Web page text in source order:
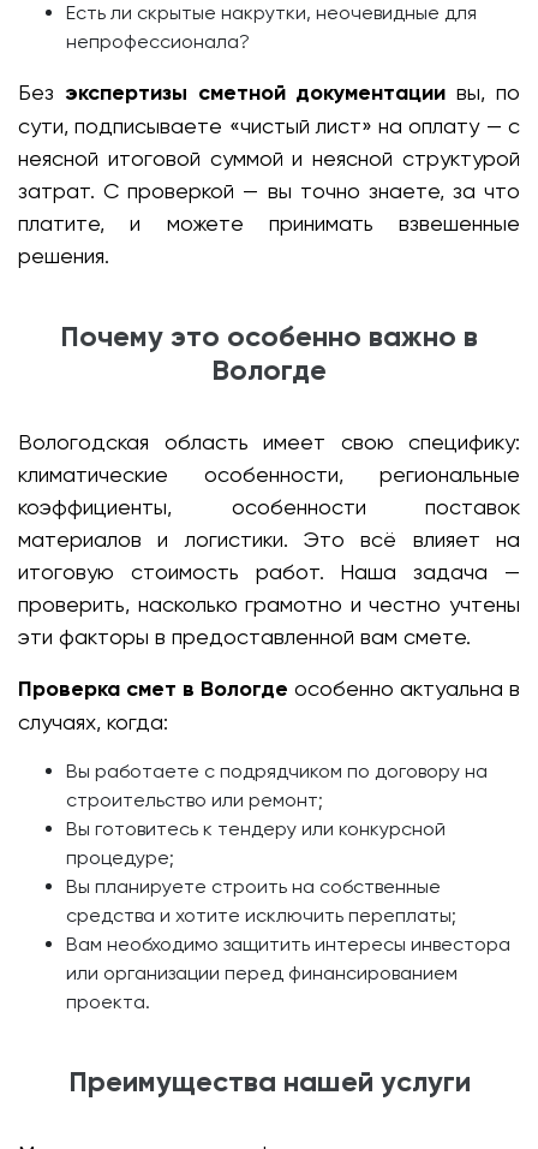
Есть ли скрытые накрутки, неочевидные для
непрофессионала?
Без экспертизы сметной документации вы, по
сути, подписываете «чистый лист» на оплату — с
неясной итоговой суммой и неясной структурой
затрат. С проверкой — вы точно знаете, за что
платите, и можете принимать взвешенные
решения.
Почему это особенно важно в
Вологде
Вологодская область имеет свою специфику:
климатические особенности, региональные
коэффициенты, особенности поставок
материалов и логистики. Это всё влияет на
итоговую стоимость работ. Наша задача —
проверить, насколько грамотно и честно учтены
эти факторы в предоставленной вам смете.
Проверка смет в Вологде особенно актуальна в
случаях, когда:
Вы работаете с подрядчиком по договору на
строительство или ремонт;
Вы готовитесь к тендеру или конкурсной
процедуре;
Вы планируете строить на собственные
средства и хотите исключить переплаты;
Вам необходимо защитить интересы инвестора
или организации перед финансированием
проекта.
Преимущества нашей услуги